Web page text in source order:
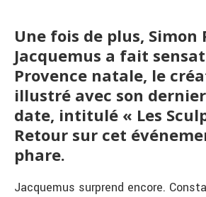
Une fois de plus, Simon
Jacquemus a fait
Provence natale, le
illustré avec son
date, intitulé « Les
Retour sur cet
phare.
Jacquemus surprend encore.